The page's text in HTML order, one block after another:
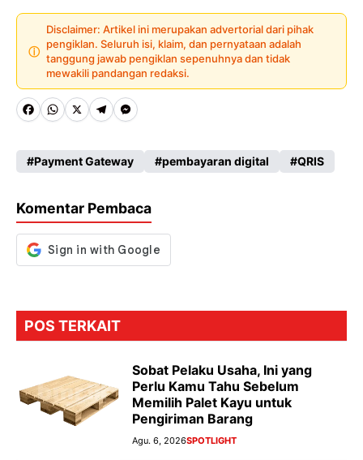
ⓘ
Disclaimer: Artikel ini merupakan advertorial dari pihak
pengiklan. Seluruh isi, klaim, dan pernyataan adalah
tanggung jawab pengiklan sepenuhnya dan tidak
mewakili pandangan redaksi.
Fa
b
o
k
W
ts
p
p
X
Te
gr
m
M
se
g
er
Payment Gateway pembayaran digital QRIS
Komentar Pembaca
POS TERKAIT
Sobat Pelaku Usaha, Ini yang
Perlu Kamu Tahu Sebelum
Memilih Palet Kayu untuk
Pengiriman Barang
Agu. 6, 2026SPOTLIGHT